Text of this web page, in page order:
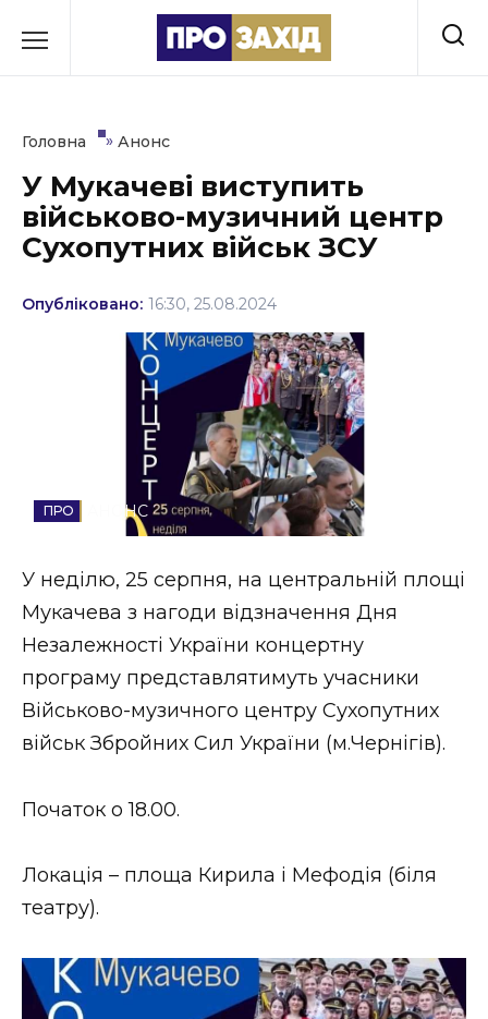
до
Культура
Освіта
Події
Стиль життя
Втрачений Ужгород (відеоверсія)
ЗАКАРПАТСЬКІ НОВИНИ
НОВИНИ ЗАХІДНОЇ УКРАЇНИ
ФОТО
ВІДЕО
Головна » Анонс
У Мукачеві виступить
військово-музичний центр
Сухопутних військ ЗСУ
Опубліковано: 16:30, 25.08.2024
АНОНС
У неділю, 25 серпня, на центральній площі
Мукачева з нагоди відзначення Дня
Незалежності України концертну
програму представлятимуть учасники
Військово-музичного центру Сухопутних
військ Збройних Сил України (м.Чернігів).
Початок о 18.00.
Локація – площа Кирила і Мефодія (біля
театру).